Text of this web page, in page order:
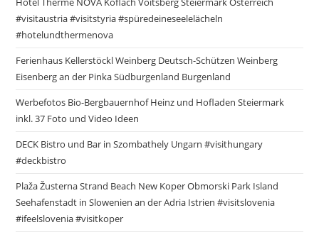
#visitaustria #visitstyria #spüredeineseelelächeln
#hotelundthermenova
Ferienhaus Kellerstöckl Weinberg Deutsch-Schützen Weinberg
Eisenberg an der Pinka Südburgenland Burgenland
Werbefotos Bio-Bergbauernhof Heinz und Hofladen Steiermark
inkl. 37 Foto und Video Ideen
DECK Bistro und Bar in Szombathely Ungarn #visithungary
#deckbistro
Plaža Žusterna Strand Beach New Koper Obmorski Park Island
Seehafenstadt in Slowenien an der Adria Istrien #visitslovenia
#ifeelslovenia #visitkoper